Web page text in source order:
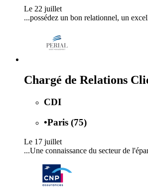
Le 22 juillet
...possédez un bon relationnel, un
Chargé de Relations
CDI
•Paris (75)
Le 17 juillet
...Une connaissance du secteur de